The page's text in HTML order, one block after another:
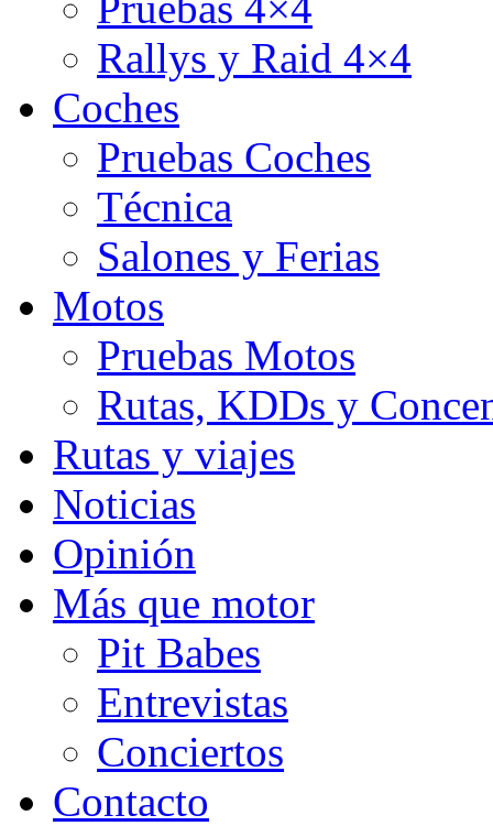
Rallys y Raid 4×4
Coches
Pruebas Coches
Técnica
Salones y Ferias
Motos
Pruebas Motos
Rutas, KDDs y
Rutas y viajes
Noticias
Opinión
Más que motor
Pit Babes
Entrevistas
Conciertos
Contacto